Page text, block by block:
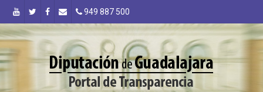
949 887 500